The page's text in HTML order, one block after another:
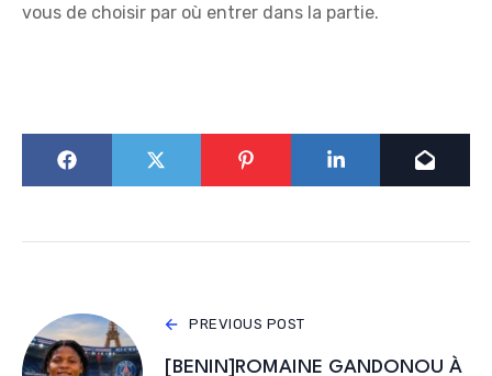
vous de choisir par où entrer dans la partie.
PREVIOUS POST
[BENIN]ROMAINE GANDONOU À